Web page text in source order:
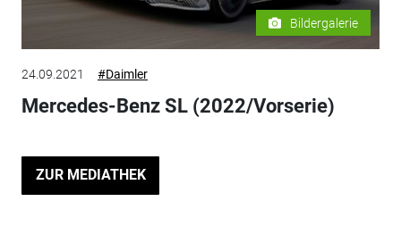
Bildergalerie
24.09.2021 #Daimler
Mercedes-Benz SL (2022/Vorserie)
ZUR MEDIATHEK